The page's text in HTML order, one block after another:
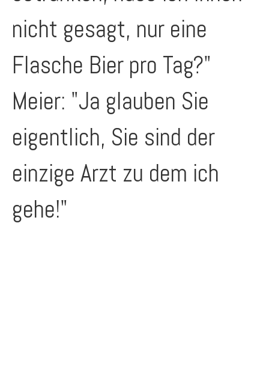
nicht gesagt, nur eine
Flasche Bier pro Tag?"
Meier: "Ja glauben Sie
eigentlich, Sie sind der
einzige Arzt zu dem ich
gehe!"